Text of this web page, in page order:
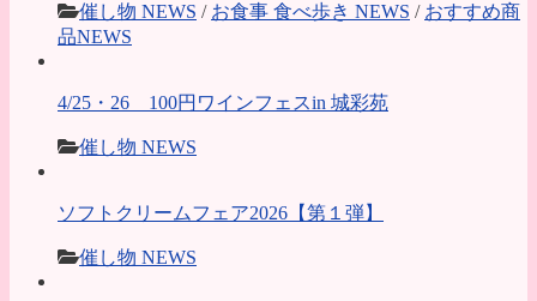
催し物 NEWS / お食事 食べ歩き NEWS / おすすめ商
品NEWS
4/25・26 100円ワインフェスin 城彩苑
催し物 NEWS
ソフトクリームフェア2026【第１弾】
催し物 NEWS